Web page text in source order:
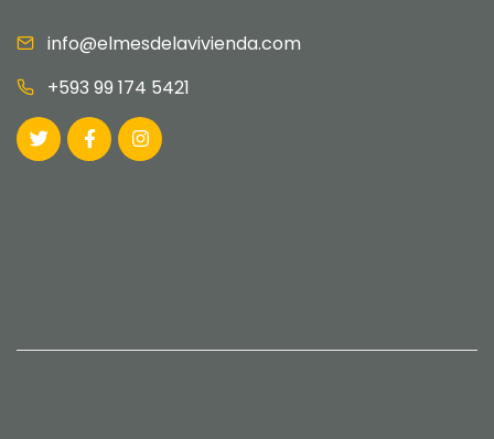
info@elmesdelavivienda.com
+593 99 174 5421